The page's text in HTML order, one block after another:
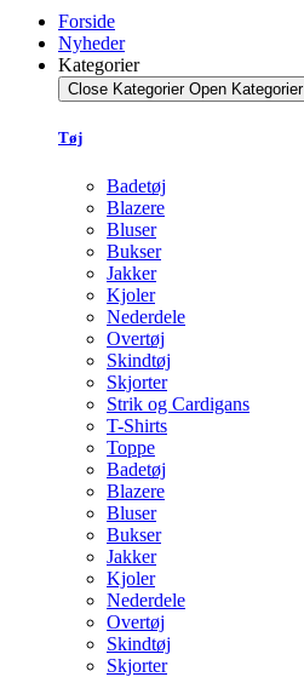
Forside
Nyheder
Kategorier
Close Kategorier Open Kategorier
Tøj
Badetøj
Blazere
Bluser
Bukser
Jakker
Kjoler
Nederdele
Overtøj
Skindtøj
Skjorter
Strik og Cardigans
T-Shirts
Toppe
Badetøj
Blazere
Bluser
Bukser
Jakker
Kjoler
Nederdele
Overtøj
Skindtøj
Skjorter